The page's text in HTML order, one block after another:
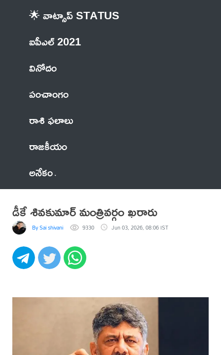
🌟 వాట్సాప్ STATUS
ఐపీఎల్ 2021
వినోదం
పంచాంగం
రాశి ఫలాలు
రాజకీయం
అనేకం
డీకే శివకుమార్‌ మంత్రివర్గం ఖరారు
By Sai shivani 9330 Jun 03, 2026, 08:06 IST